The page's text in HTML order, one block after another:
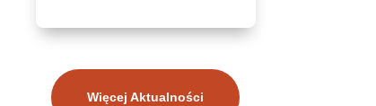
Więcej Aktualności